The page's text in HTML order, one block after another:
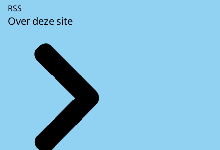
RSS
Over deze site